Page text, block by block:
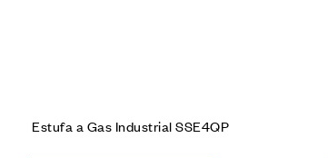
Estufa a Gas Industrial SSE4QP